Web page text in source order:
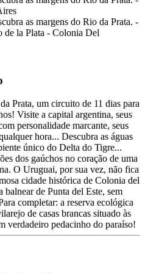
Prata, um circuito de 11 dias para
Visite a capital argentina, seus
personalidade marcante, seus
hora... Descubra as águas
único do Delta do Tigre...
dos gaúchos no coração de uma
O Uruguai, por sua vez, não fica
cidade histórica de Colonia del
balnear de Punta del Este, sem
completar: a reserva ecológica
de casas brancas situado às
verdadeiro pedacinho do paraíso!